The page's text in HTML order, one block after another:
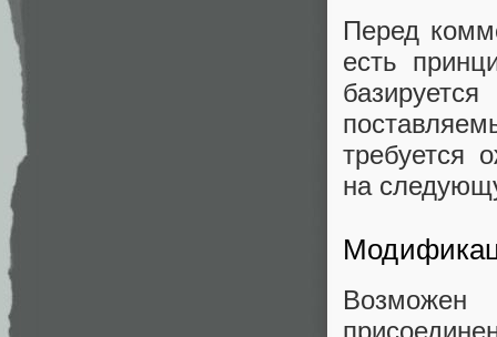
Перед
есть
требуется
на